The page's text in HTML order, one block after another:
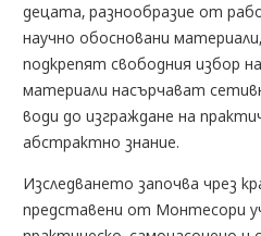
децата, разнообразие от
научно обосновани
подкрепят свободния избор
материали насърчават
води до изграждане на
абстрактно знание.
Изследването започва чрез
представени от Монтесори